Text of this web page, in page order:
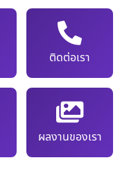
ติดต่อเรา
ผลงานของเรา